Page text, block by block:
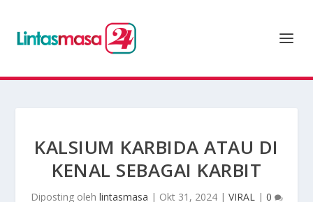
KALSIUM KARBIDA ATAU DI
KENAL SEBAGAI KARBIT
Diposting oleh lintasmasa | Okt 31, 2024| VIRAL| 0